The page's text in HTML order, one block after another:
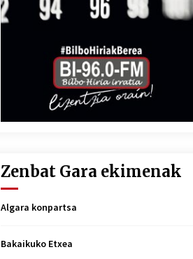
Zenbat Gara ekimenak
Algara konpartsa
Bakaikuko Etxea